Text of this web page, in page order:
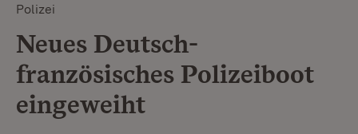
Polizei
Neues Deutsch-
französisches Polizeiboot
eingeweiht